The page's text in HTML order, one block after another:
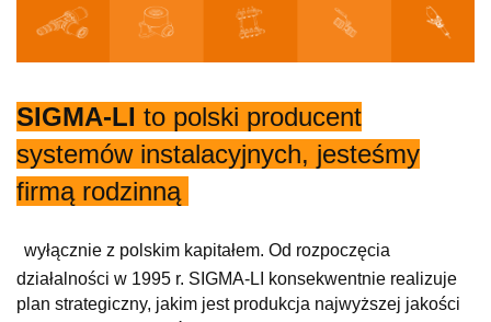
SIGMA-LI to polski producent
systemów instalacyjnych, jesteśmy
firmą rodzinną
wyłącznie z polskim kapitałem. Od rozpoczęcia
działalności w 1995 r. SIGMA-LI konsekwentnie realizuje
plan strategiczny, jakim jest produkcja najwyższej jakości